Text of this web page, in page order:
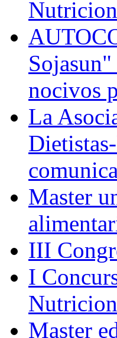
nocivos
La
Master
III
I
Master